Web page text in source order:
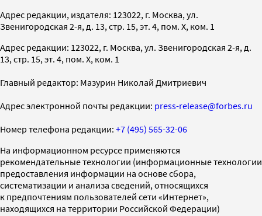
Адрес редакции, издателя: 123022, г. Москва, ул.
Звенигородская 2-я, д. 13, стр. 15, эт. 4, пом. X, ком. 1
Адрес редакции: 123022, г. Москва, ул. Звенигородская 2-я, д.
13, стр. 15, эт. 4, пом. X, ком. 1
Главный редактор: Мазурин Николай Дмитриевич
Адрес электронной почты редакции: press-release@forbes.ru
Номер телефона редакции: +7 (495) 565-32-06
На информационном ресурсе применяются
рекомендательные технологии (информационные технологии
предоставления информации на основе сбора,
систематизации и анализа сведений, относящихся
к предпочтениям пользователей сети «Интернет»,
находящихся на территории Российской Федерации)